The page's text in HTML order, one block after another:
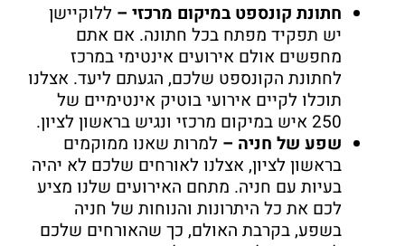
חתונת קונספט במיקום מרכזי – ללוקיישן
יש תפקיד מפתח בכל חתונה. אם אתם
מחפשים אולם אירועים אינטימי במרכז
לחתונת הקונספט שלכם, הגעתם ליעד. אצלנו
תוכלו לקיים אירועי בוטיק אינטימיים של
250 איש במיקום מרכזי ונגיש בראשון לציון.
שפע של חניה – למרות שאנו ממוקמים
בראשון לציון, אצלנו לאורחים שלכם לא יהיה
בעיות עם חניה. מתחם האירועים שלנו מציע
לכם את כל היתרונות והנוחות של חניה
בשפע, בקרבת האולם, כך שהאורחים שלכם